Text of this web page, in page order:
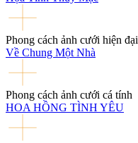
Phong cách ảnh cưới hiện đại
Về Chung Một Nhà
Phong cách ảnh cưới cá tính
HOA HỒNG TÌNH YÊU